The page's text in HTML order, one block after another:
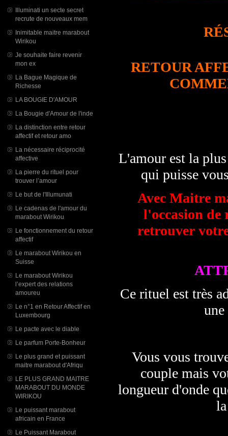
Illuminati un secte secret
recrute de nouveaux mem
Inimitable maitre marabout
Wirikou
Je souhaite faire revenir
mon ex
La Bague Magique de
Richesse
LA BOUGIE D'AMOUR
La Bougie d'Amour de l'inde
La distinction entre retour
affectif et retour amo
La nécessaire réciprocité
affective
La pierre du rituel pour
trouver l’amour
Le but de l'Illumunati
Le cadenas de l'amour du
marabout Wirikou
Le fonctionnement du retour
affectif
Le marabout Wirikou en
Suisse
Le marabout Wirikou
l’expert des relations
amoureu
Le n°1 en Retour Affectif en
Luxembourg
Le pacte avec le diable
Le parfum Porte-Bonheur
Le plus grand et puissant
maitre marabout d'Afriqu
LE PLUS GRAND MAITRE
MARABOUT DU MONDE
WIRIKOU
Le puissant marabout
africain en France
Le Puissant Marabout
RETOUR
L'amour est la
qui puisse
Avec Maitre
l'occasion de
retrouver
Ce rituel est très
Vous vous
couple mais
longueur d'onde